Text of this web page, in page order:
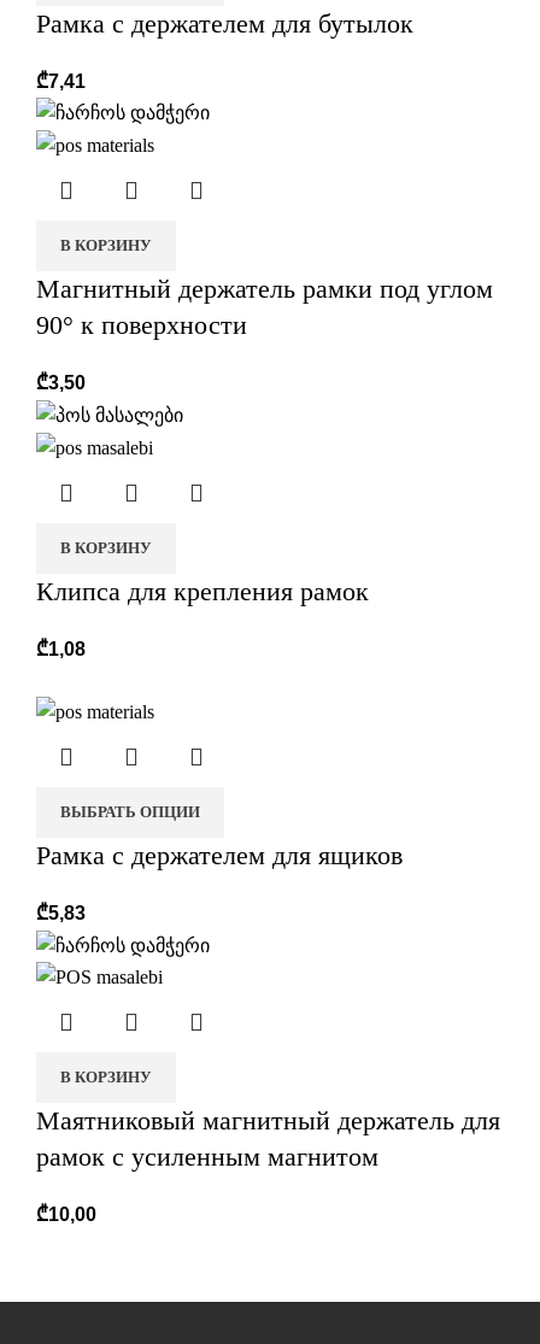
Рамка с держателем для бутылок
₾7,41
В КОРЗИНУ
Магнитный держатель рамки под углом
90° к поверхности
₾3,50
В КОРЗИНУ
Клипса для крепления рамок
₾1,08
ВЫБРАТЬ ОПЦИИ
Рамка c держателем для ящиков
₾5,83
В КОРЗИНУ
Маятниковый магнитный держатель для
рамок с усиленным магнитом
₾10,00